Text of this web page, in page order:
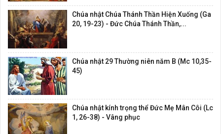
Chúa nhật Chúa Thánh Thần Hiện Xuống (Ga
20, 19-23) - Đức Chúa Thánh Thần,...
Chúa nhật 29 Thường niên năm B (Mc 10,35-
45)
Chúa nhật kính trọng thể Đức Mẹ Mân Côi (Lc
1, 26-38) - Vâng phục